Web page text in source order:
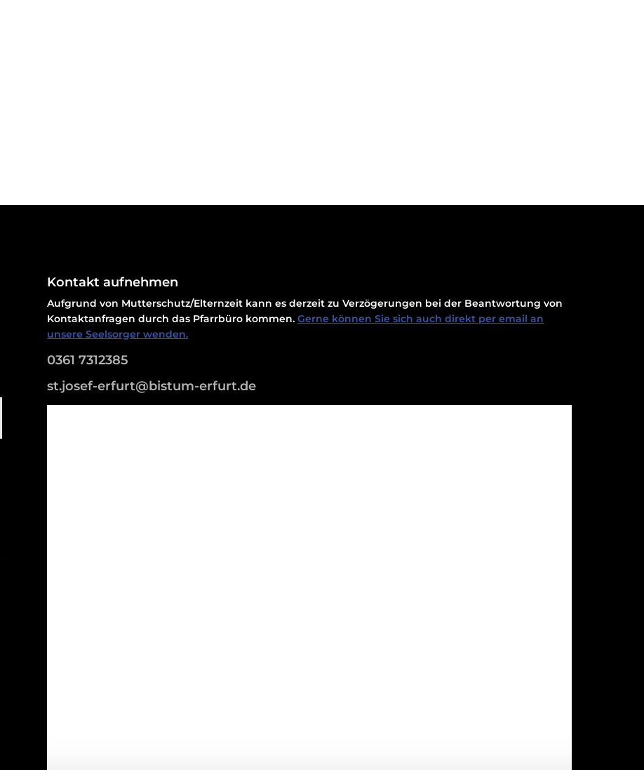
Kontakt aufnehmen
Aufgrund von Mutterschutz/Elternzeit kann es derzeit zu Verzögerungen bei der Beantwortung von
Kontaktanfragen durch das Pfarrbüro kommen. Gerne können Sie sich auch direkt per email an
unsere Seelsorger wenden.
0361 7312385
st.josef-erfurt@bistum-erfurt.de